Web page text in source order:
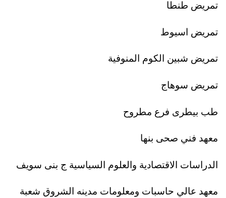
تمريض طنطا
تمريض اسيوط
تمريض شبين الكوم المنوفية
تمريض سوهاج
طب بيطرى فرع مطروح
معهد فني صحى بنها
الدراسات الاقتصادية والعلوم السياسية ج بنى سويف
معهد عالي حاسبات ومعلومات مدينه الشروق شعبة